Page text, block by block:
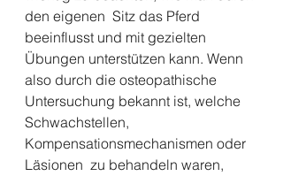
den eigenen  Sitz das Pferd
beeinflusst und mit gezielten
Übungen unterstützen kann. Wenn
also durch die osteopathische
Untersuchung bekannt ist, welche
Schwachstellen,
Kompensationsmechanismen oder
Läsionen  zu behandeln waren,